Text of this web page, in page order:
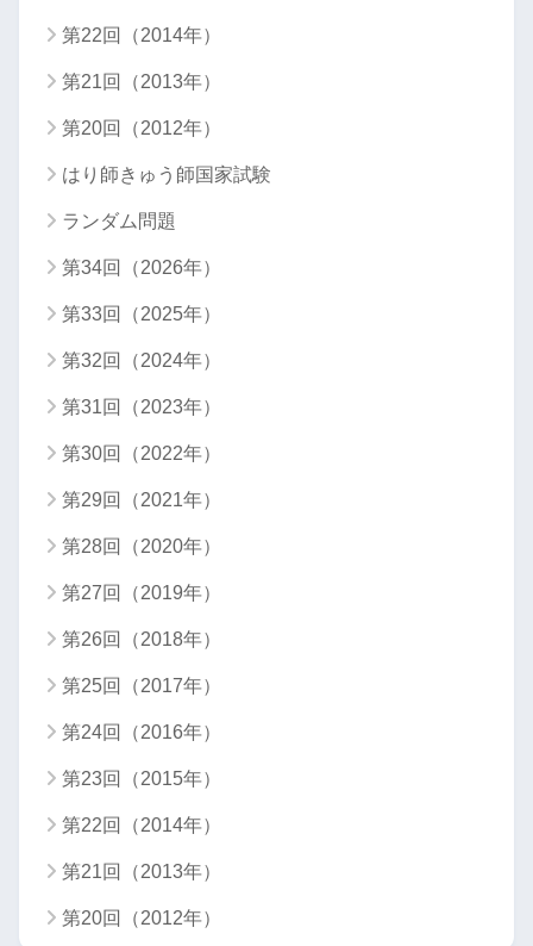
第22回（2014年）
第21回（2013年）
第20回（2012年）
はり師きゅう師国家試験
ランダム問題
第34回（2026年）
第33回（2025年）
第32回（2024年）
第31回（2023年）
第30回（2022年）
第29回（2021年）
第28回（2020年）
第27回（2019年）
第26回（2018年）
第25回（2017年）
第24回（2016年）
第23回（2015年）
第22回（2014年）
第21回（2013年）
第20回（2012年）